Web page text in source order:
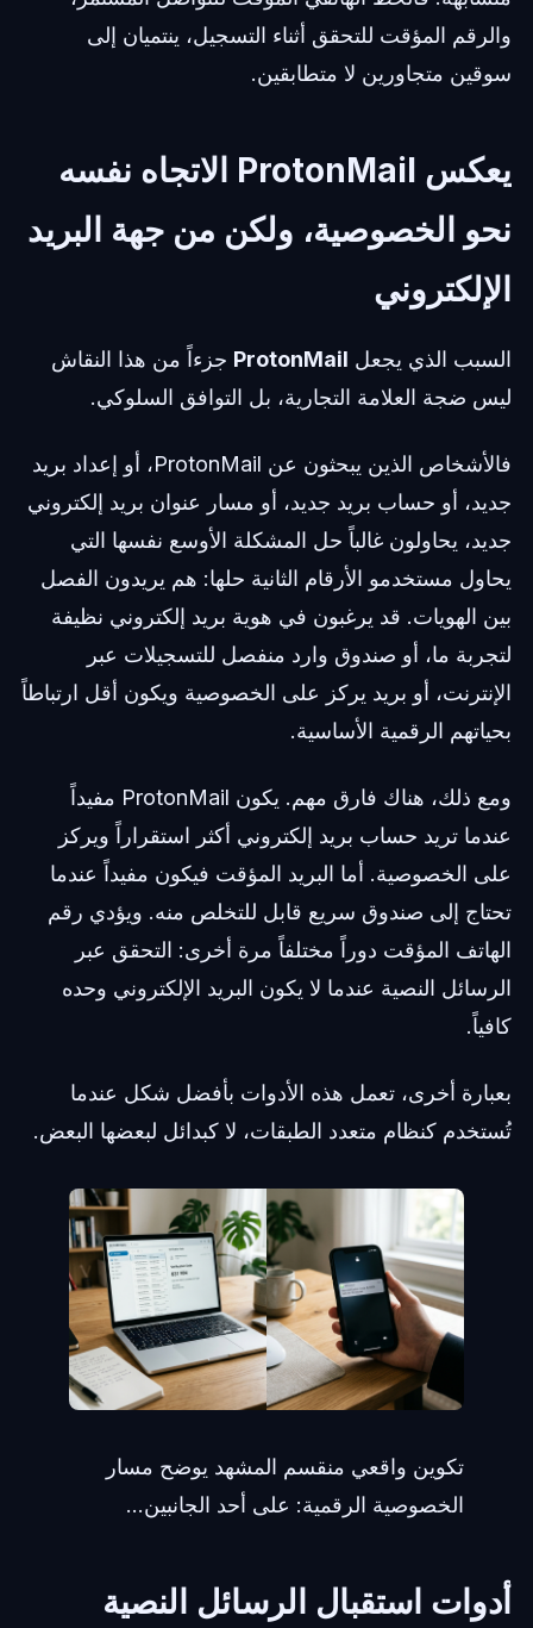
والرقم المؤقت للتحقق أثناء التسجيل، ينتميان إلى
سوقين متجاورين لا متطابقين.
يعكس ProtonMail الاتجاه نفسه
نحو الخصوصية، ولكن من جهة البريد
الإلكتروني
السبب الذي يجعل ProtonMail جزءاً من هذا النقاش
ليس ضجة العلامة التجارية، بل التوافق السلوكي.
فالأشخاص الذين يبحثون عن ProtonMail، أو إعداد بريد
جديد، أو حساب بريد جديد، أو مسار عنوان بريد إلكتروني
جديد، يحاولون غالباً حل المشكلة الأوسع نفسها التي
يحاول مستخدمو الأرقام الثانية حلها: هم يريدون الفصل
بين الهويات. قد يرغبون في هوية بريد إلكتروني نظيفة
لتجربة ما، أو صندوق وارد منفصل للتسجيلات عبر
الإنترنت، أو بريد يركز على الخصوصية ويكون أقل ارتباطاً
بحياتهم الرقمية الأساسية.
ومع ذلك، هناك فارق مهم. يكون ProtonMail مفيداً
عندما تريد حساب بريد إلكتروني أكثر استقراراً ويركز
على الخصوصية. أما البريد المؤقت فيكون مفيداً عندما
تحتاج إلى صندوق سريع قابل للتخلص منه. ويؤدي رقم
الهاتف المؤقت دوراً مختلفاً مرة أخرى: التحقق عبر
الرسائل النصية عندما لا يكون البريد الإلكتروني وحده
كافياً.
بعبارة أخرى، تعمل هذه الأدوات بأفضل شكل عندما
تُستخدم كنظام متعدد الطبقات، لا كبدائل لبعضها البعض.
تكوين واقعي منقسم المشهد يوضح مسار
الخصوصية الرقمية: على أحد الجانبين...
أدوات استقبال الرسائل النصية